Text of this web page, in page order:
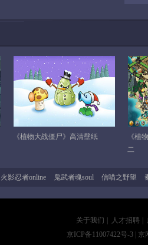
《植物大战僵尸》高清壁纸
《植
二
火影忍者online 鬼武者魂soul 信喵之野望
关于我们 人才招聘
京ICP备11007422号-3| 京